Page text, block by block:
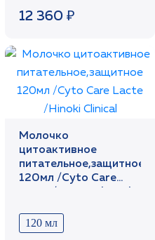
12 360 ₽
Молочко
цитоактивное
питательное,защитное
120мл /Cyto Care
120 мл